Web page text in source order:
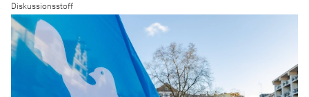
Diskussionsstoff